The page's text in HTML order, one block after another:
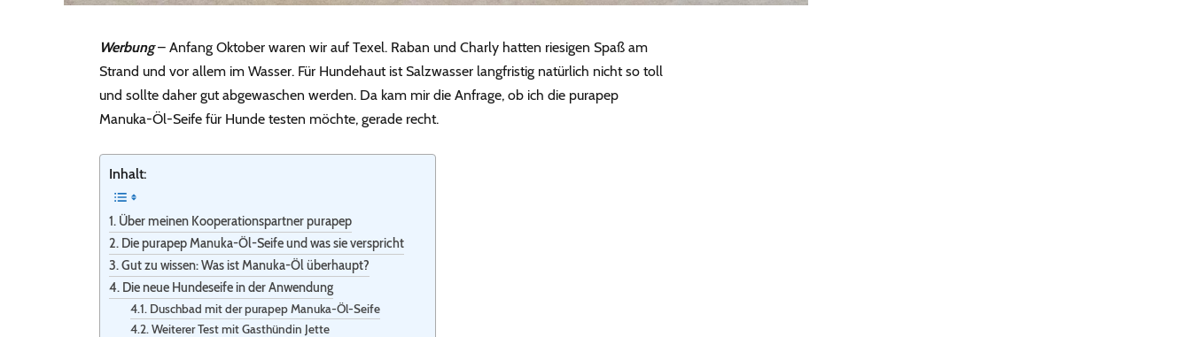
Werbung– Anfang Oktober waren wir auf Texel. Raban und Charly hatten riesigen Spaß am
Strand und vor allem im Wasser. Für Hundehaut ist Salzwasser langfristig natürlich nicht so toll
und sollte daher gut abgewaschen werden. Da kam mir die Anfrage, ob ich die purapep
Manuka-Öl-Seife für Hunde testen möchte, gerade recht.
Inhalt:
Über meinen Kooperationspartner purapep
Die purapep Manuka-Öl-Seife und was sie verspricht
Gut zu wissen: Was ist Manuka-Öl überhaupt?
Die neue Hundeseife in der Anwendung
Duschbad mit der purapep Manuka-Öl-Seife
Weiterer Test mit Gasthündin Jette